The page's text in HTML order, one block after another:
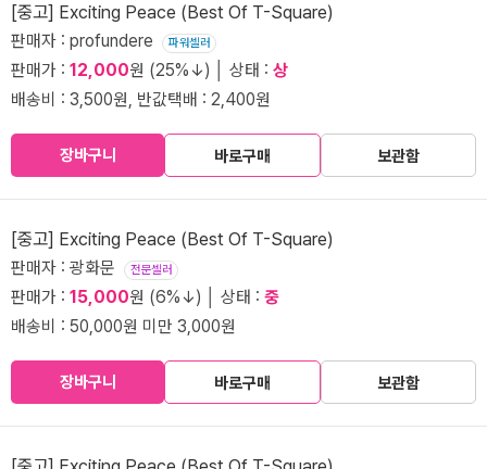
[중고] Exciting Peace (Best Of T-Square)
판매자 : profundere 파워셀러
판매가 : 12,000원 (25%↓) │ 상태 : 상
배송비 : 3,500원, 반값택배 : 2,400원
장바구니 바로구매 보관함
[중고] Exciting Peace (Best Of T-Square)
판매자 : 광화문 전문셀러
판매가 : 15,000원 (6%↓) │ 상태 : 중
배송비 : 50,000원 미만 3,000원
장바구니 바로구매 보관함